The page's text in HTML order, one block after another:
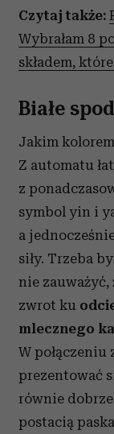
Czytaj także:
Wybrałam 8
składem,
Białe
Jakim
Z automatu
z
symbol yin i
a
siły. Trzeba
nie zauważyć,
zwrot ku
mlecznego
W
prezentować
równie
postacią